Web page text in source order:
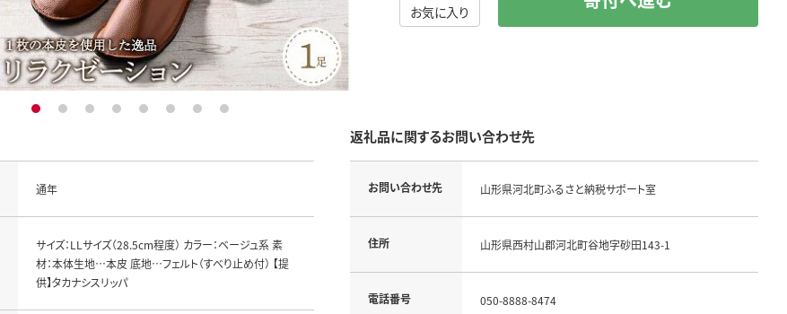
1 2 3 4 5 6 7 8
お気に入り
通年
サイズ：LLサイズ（28.5cm程度） カラー：ベージュ系 素
材：本体生地…本皮 底地…フェルト（すべり止め付） 【提
供】タカナシスリッパ
返礼品に関するお問い合わせ先
お問い合わせ先 山形県河北町ふるさと納税サポート室
住所 山形県西村山郡河北町谷地字砂田143-1
電話番号 050-8888-8474